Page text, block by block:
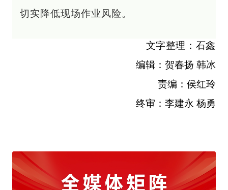
切实降低现场作业风险。
文字整理：石鑫
编辑：贺春扬 韩冰
责编：侯红玲
终审：李建永 杨勇